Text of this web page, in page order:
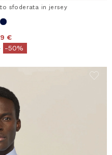
sfoderata in jersey
€
from
to-50%